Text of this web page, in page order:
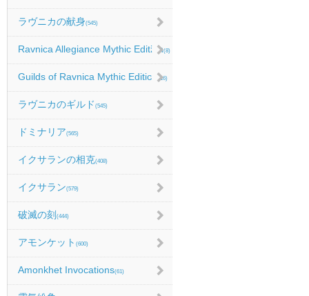
ラヴニカの献身(545)
Ravnica Allegiance Mythic Edition(8)
Guilds of Ravnica Mythic Edition(16)
ラヴニカのギルド (545)
ドミナリア(565)
イクサランの相克(408)
イクサラン(579)
破滅の刻 (444)
アモンケット (600)
Amonkhet Invocations(61)